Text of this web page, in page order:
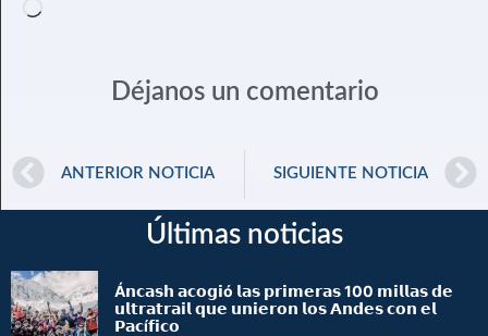
Déjanos un comentario
ANTERIOR NOTICIA SIGUIENTE NOTICIA
Últimas noticias
Á𝗻𝗰𝗮𝘀𝗵 𝗮𝗰𝗼𝗴𝗶ó 𝗹𝗮𝘀 𝗽𝗿𝗶𝗺𝗲𝗿𝗮𝘀 100 𝗺𝗶𝗹𝗹𝗮𝘀 𝗱𝗲
𝘂𝗹𝘁𝗿𝗮𝘁𝗿𝗮𝗶𝗹 𝗾𝘂𝗲 𝘂𝗻𝗶𝗲𝗿𝗼𝗻 𝗹𝗼𝘀 𝗔𝗻𝗱𝗲𝘀 𝗰𝗼𝗻 𝗲𝗹
𝗣𝗮𝗰í𝗳𝗶𝗰𝗼